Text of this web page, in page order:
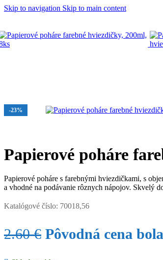
Skip to navigation Skip to main content
-23%
Papierové poháre
Papierové poháre s farebnými hviezdičkami, s
a vhodné na podávanie rôznych nápojov. Skvelý
Katalógové číslo: 70018,56
2.60€ Pôvodná cena